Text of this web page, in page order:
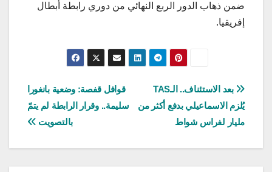
ضمن ذهاب الدور الربع النهائي من دوري رابطة أبطال
إفريقيا.
تصفّح
المقالات
قوافل قفصة: وضعية بانغورا
سليمة.. وقرار الرابطة لم يتمّ
بالتصويت
بعد الاستئناف.. الـTAS
يُلزم الاسماعيلي بدفع أكثر من
مليار لفراس شواط